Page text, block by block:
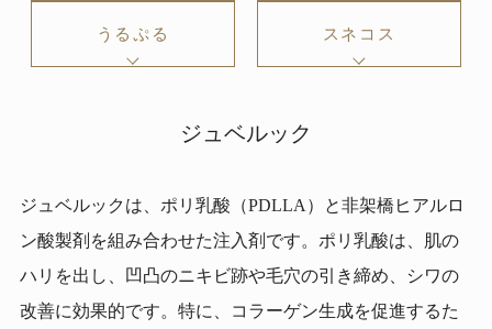
うるぷる スネコス
ジュベルック
ジュベルックは、ポリ乳酸（PDLLA）と非架橋ヒアルロ
ン酸製剤を組み合わせた注入剤です。ポリ乳酸は、肌の
ハリを出し、凹凸のニキビ跡や毛穴の引き締め、シワの
改善に効果的です。特に、コラーゲン生成を促進するた